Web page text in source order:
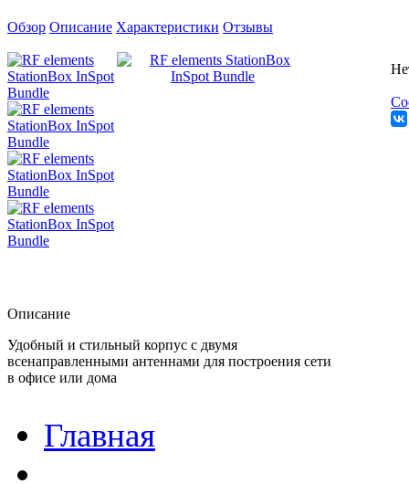
Обзор Описание Характеристики Отзывы
Описание
Удобный и стильный корпус с двумя
всенаправленными антеннами для построения сети
в офисе или дома
Главная